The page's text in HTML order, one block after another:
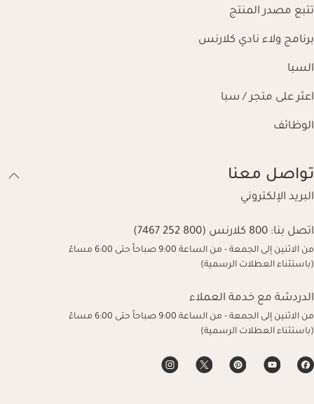
تتبع مصدر المنتج
برنامج ولاء نادي كلارنس
السبا
اعثر على متجر / سبا
الوظائف
تواصل معنا
البريد الإلكتروني
اتصل بنا: 800 كلارنس (800 252 7467)
من الاثنين إلى الجمعة - من الساعة 9:00 صباحاً حتى 6:00 مساءً
(باستثناء العطلات الرسمية)
الدردشة مع خدمة العملاء
من الاثنين إلى الجمعة - من الساعة 9:00 صباحاً حتى 6:00 مساءً
(باستثناء العطلات الرسمية)